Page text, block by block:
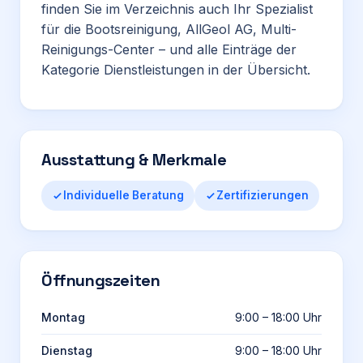
finden Sie im Verzeichnis auch Ihr Spezialist
für die Bootsreinigung, AllGeol AG, Multi-
Reinigungs-Center – und alle Einträge der
Kategorie Dienstleistungen in der Übersicht.
Ausstattung & Merkmale
Individuelle Beratung Zertifizierungen
Öffnungszeiten
Montag 9:00 – 18:00 Uhr
Dienstag 9:00 – 18:00 Uhr